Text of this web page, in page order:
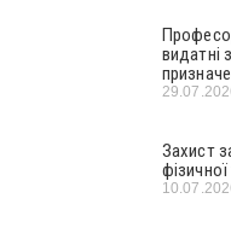
видатні
Захист
фізичної